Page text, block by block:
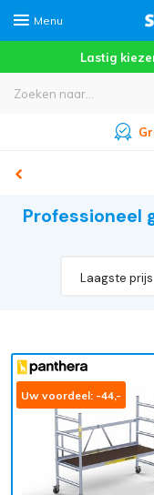
Menu
Lastig
Gratis
Professioneel
Laagste prijs
Uw voordeel: -44,-